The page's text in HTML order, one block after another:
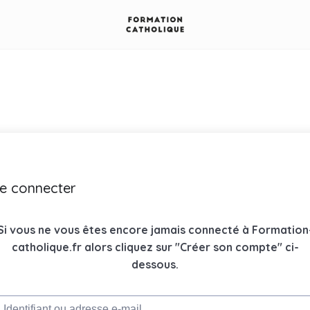
connecter
vous ne vous êtes encore jamais connecté à
catholique.fr alors cliquez sur "Créer son compte" ci-
dessous.